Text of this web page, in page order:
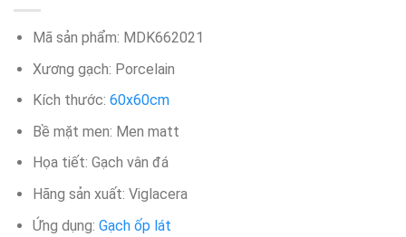
Mã sản phẩm: MDK662021
Xương gạch: Porcelain
Kích thước: 60x60cm
Bề mặt men: Men matt
Họa tiết: Gạch vân đá
Hãng sản xuất: Viglacera
Ứng dụng: Gạch ốp lát